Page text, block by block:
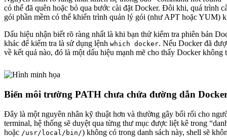
có thể đã quên hoặc bỏ qua bước cài đặt Docker. Đôi khi, quá trình
gói phần mềm có thể khiến trình quản lý gói (như APT hoặc YUM)
Dấu hiệu nhận biết rõ ràng nhất là khi bạn thử kiểm tra phiên bản
khác để kiểm tra là sử dụng lệnh which docker. Nếu Docker đã
về kết quả nào, đó là một dấu hiệu mạnh mẽ cho thấy Docker
Biến môi trường PATH chưa chứa đường dẫn
Đây là một nguyên nhân kỹ thuật hơn và thường gây bối rối cho
terminal, hệ thống sẽ duyệt qua từng thư mục được liệt kê trong
hoặc /usr/local/bin/) không có trong danh sách này, shell sẽ